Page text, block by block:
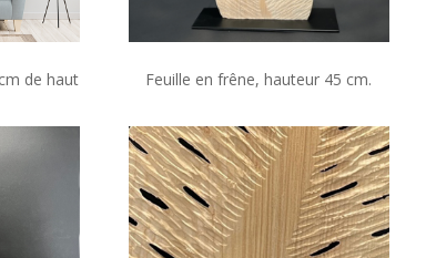
de haut Feuille en frêne, hauteur 45 cm.